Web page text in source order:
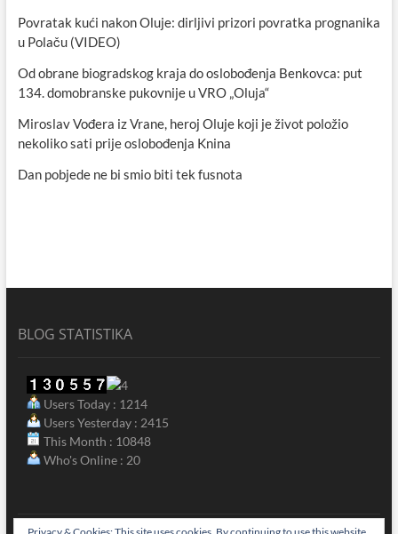
Povratak kući nakon Oluje: dirljivi prizori povratka prognanika
u Polaču (VIDEO)
Od obrane biogradskog kraja do oslobođenja Benkovca: put
134. domobranske pukovnije u VRO „Oluja“
Miroslav Vođera iz Vrane, heroj Oluje koji je život položio
nekoliko sati prije oslobođenja Knina
Dan pobjede ne bi smio biti tek fusnota
BLOG STATISTIKA
Users Today : 1214
Users Yesterday : 2415
This Month : 10848
Who's Online : 20